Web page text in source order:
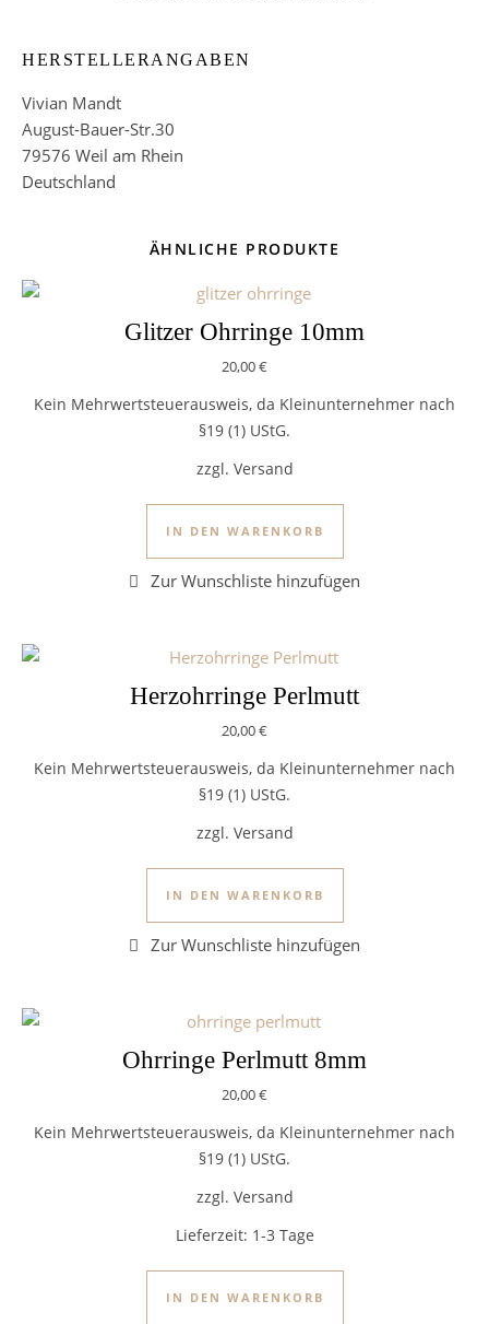
HERSTELLERANGABEN
Vivian Mandt
August-Bauer-Str.30
79576 Weil am Rhein
Deutschland
ÄHNLICHE PRODUKTE
Glitzer Ohrringe 10mm
20,00€
Kein Mehrwertsteuerausweis, da Kleinunternehmer nach
§19 (1) UStG.
zzgl. Versand
IN DEN WARENKORB
Herzohrringe Perlmutt
20,00€
Kein Mehrwertsteuerausweis, da Kleinunternehmer nach
§19 (1) UStG.
zzgl. Versand
IN DEN WARENKORB
Ohrringe Perlmutt 8mm
20,00€
Kein Mehrwertsteuerausweis, da Kleinunternehmer nach
§19 (1) UStG.
zzgl. Versand
Lieferzeit: 1-3 Tage
IN DEN WARENKORB